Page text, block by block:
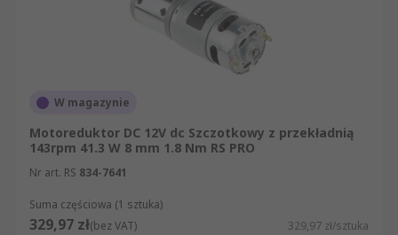
W magazynie
Motoreduktor DC 12V dc Szczotkowy z przekładnią
143rpm 41.3 W 8 mm 1.8 Nm RS PRO
Nr art. RS 834-7641
Suma częściowa (1 sztuka)
329,97 zł(bez VAT) 329,97 zł/sztuka